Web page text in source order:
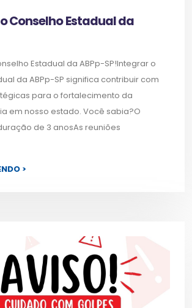
Conselho Estadual da
Estadual da ABPp-SP!Integrar o
da ABPp-SP significa contribuir com
para o fortalecimento da
em nosso estado. Você sabia?O
de 3 anosAs reuniões
>